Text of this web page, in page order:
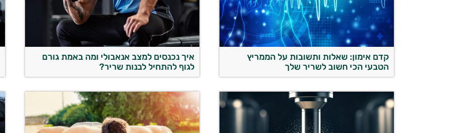
קדם אימון: שאלות ותשובות על הממריץ
הטבעי הכי חשוב לשריר שלך
איך נכנסים למצב אנאבולי ומה באמת גורם
לגוף להתחיל לבנות שריר?